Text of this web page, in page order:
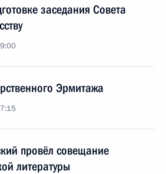
заседания Совета
Эрмитажа
провёл совещание
литературы